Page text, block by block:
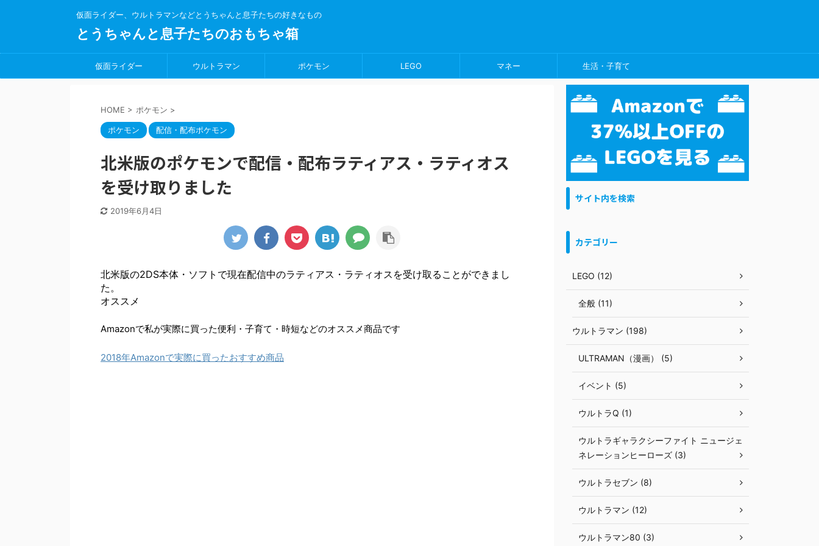
仮面ライダー、ウルトラマンなどとうちゃんと息子たちの好きなもの
とうちゃんと息子たちのおもちゃ箱
仮面ライダー ウルトラマン ポケモン LEGO マネー 生活・子育て
HOME > ポケモン >
ポケモン 配信・配布ポケモン
北米版のポケモンで配信・配布ラティアス・ラティオス
を受け取りました
2019年6月4日
北米版の2DS本体・ソフトで現在配信中のラティアス・ラティオスを受け取ることができまし
た。
オススメ
Amazonで私が実際に買った便利・子育て・時短などのオススメ商品です
2018年Amazonで実際に買ったおすすめ商品
サイト内を検索
カテゴリー
LEGO (12)
全般 (11)
ウルトラマン (198)
ULTRAMAN（漫画） (5)
イベント (5)
ウルトラQ (1)
ウルトラギャラクシーファイト ニュージェ
ネレーションヒーローズ (3)
ウルトラセブン (8)
ウルトラマン (12)
ウルトラマン80 (3)